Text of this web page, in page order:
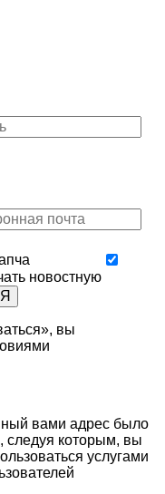
новостную
вы
вами адрес было
следуя которым, вы
услугами